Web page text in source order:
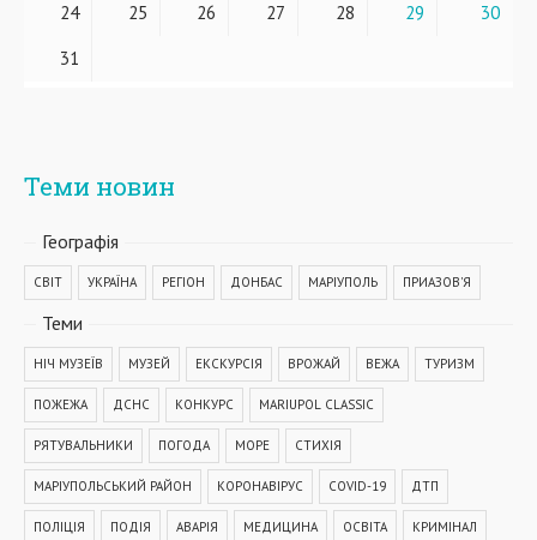
24
25 26 27 28 29
30
31
Теми новин
Географiя
СВІТ УКРАЇНА РЕГІОН ДОНБАС МАРІУПОЛЬ ПРИАЗОВ'Я
Теми
НІЧ МУЗЕЇВ МУЗЕЙ ЕКСКУРСІЯ ВРОЖАЙ ВЕЖА ТУРИЗМ
ПОЖЕЖА ДСНС КОНКУРС MARIUPOL CLASSIC
РЯТУВАЛЬНИКИ ПОГОДА МОРЕ СТИХІЯ
МАРІУПОЛЬСЬКИЙ РАЙОН КОРОНАВІРУС COVID-19 ДТП
ПОЛІЦІЯ ПОДІЯ АВАРІЯ МЕДИЦИНА ОСВІТА КРИМІНАЛ